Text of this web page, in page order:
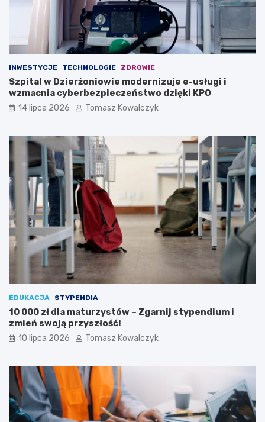
INWESTYCJE TECHNOLOGIE ZDROWIE
Szpital w Dzierżoniowie modernizuje e-usługi i
wzmacnia cyberbezpieczeństwo dzięki KPO
14 lipca 2026 Tomasz Kowalczyk
EDUKACJA STYPENDIA
10 000 zł dla maturzystów – Zgarnij stypendium i
zmień swoją przyszłość!
10 lipca 2026 Tomasz Kowalczyk